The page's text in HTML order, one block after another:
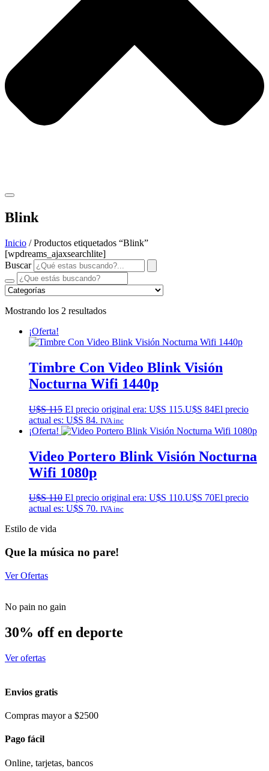
Blink
Inicio / Productos etiquetados “Blink”
[wpdreams_ajaxsearchlite]
Buscar
Mostrando los 2 resultados
¡Oferta!
Timbre Con Video Blink Visión
Nocturna Wifi 1440p
U$S115 El precio original era: U$S 115.U$S 84El precio
actual es: U$S 84. IVA inc
¡Oferta!
Video Portero Blink Visión Nocturna
Wifi 1080p
U$S110 El precio original era: U$S 110.U$S 70El precio
actual es: U$S 70. IVA inc
Estilo de vida
Que la música no pare!
Ver Ofertas
No pain no gain
30% off en deporte
Ver ofertas
Envios gratis
Compras mayor a $2500
Pago fácil
Online, tarjetas, bancos